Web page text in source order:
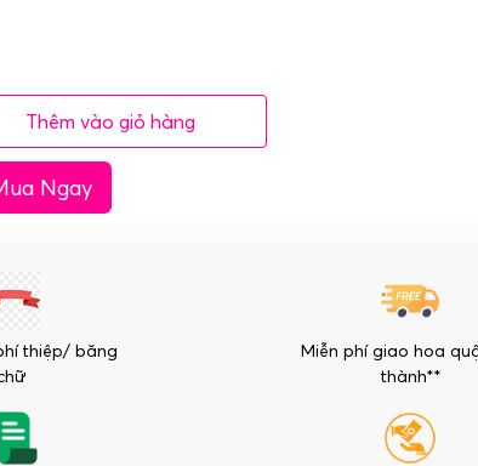
Thêm vào giỏ hàng
Ngay
thiệp/ băng
Miễn phí giao hoa
thành**